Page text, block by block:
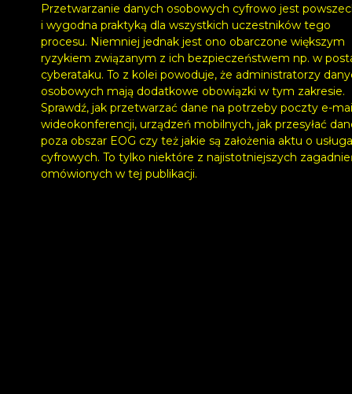
Przetwarzanie danych osobowych cyfrowo jest
i wygodna praktyką dla wszystkich uczestników tego
procesu. Niemniej jednak jest ono obarczone większym
ryzykiem związanym z ich bezpieczeństwem np. w
cyberataku. To z kolei powoduje, że administratorzy
osobowych mają dodatkowe obowiązki w tym zakresie.
Sprawdź, jak przetwarzać dane na potrzeby poczty e-
wideokonferencji, urządzeń mobilnych, jak przesyłać
poza obszar EOG czy też jakie są założenia aktu o
cyfrowych. To tylko niektóre z najistotniejszych
omówionych w tej publikacji.